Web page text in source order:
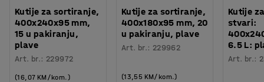
Kutije za sortiranje,
400x240x95 mm,
15 u pakiranju,
plave
Art. br.: 229972
(16,07 KM/kom.)
Kutije za sortiranje,
400x180x95 mm, 20
u pakiranju, plave
Art. br.: 229962
(13,55 KM/kom.)
Kutije
stvari:
6.5 L:
Art. br.: